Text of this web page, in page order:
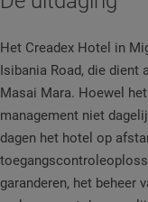
Het Creadex Hotel in
Isibania Road, die dient
Masai Mara. Hoewel
management niet
dagen het hotel op
garanderen, het beheer